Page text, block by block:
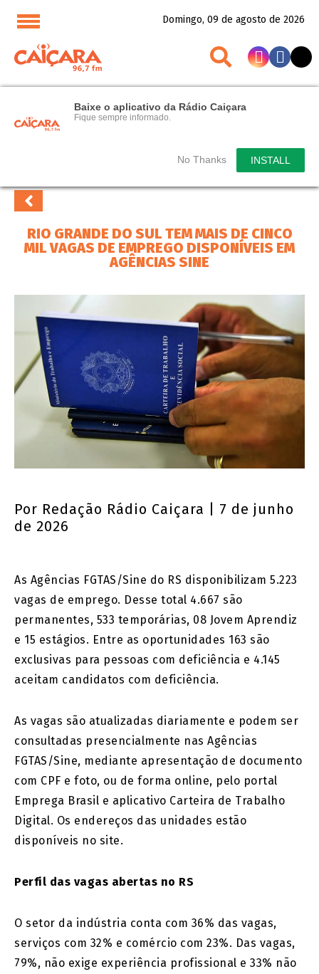
Baixe o aplicativo da Rádio Caiçara
Fique sempre informado.
No Thanks INSTALL
Domingo, 09 de agosto de 2026
RIO GRANDE DO SUL TEM MAIS DE CINCO
MIL VAGAS DE EMPREGO DISPONÍVEIS EM
AGÊNCIAS SINE
Por Redação Rádio Caiçara | 7 de junho
de 2026
As Agências FGTAS/Sine do RS disponibilizam 5.223
vagas de emprego. Desse total 4.667 são
permanentes, 533 temporárias, 08 Jovem Aprendiz
e 15 estágios. Entre as oportunidades 163 são
exclusivas para pessoas com deficiência e 4.145
aceitam candidatos com deficiência.
As vagas são atualizadas diariamente e podem ser
consultadas presencialmente nas Agências
FGTAS/Sine, mediante apresentação de documento
com CPF e foto, ou de forma online, pelo portal
Emprega Brasil e aplicativo Carteira de Trabalho
Digital. Os endereços das unidades estão
disponíveis no site.
Perfil das vagas abertas no RS
O setor da indústria conta com 36% das vagas,
serviços com 32% e comércio com 23%. Das vagas,
79%, não exige experiência profissional e 33% não